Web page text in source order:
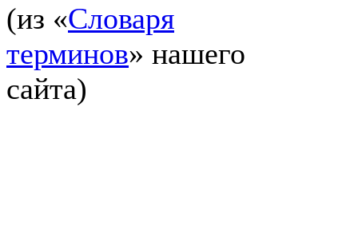
(из «Словаря
терминов» нашего
сайта)